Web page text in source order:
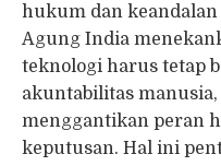
hukum dan
Agung India
teknologi harus tetap
akuntabilitas
menggantikan peran
keputusan. Hal ini